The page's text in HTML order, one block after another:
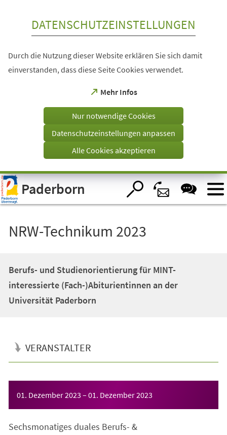
Visuelle
Assistenzsoftware
öffnen.
DATENSCHUTZEINSTELLUNGEN
Durch die Nutzung dieser Website erklären Sie sich damit
einverstanden, dass diese Seite Cookies verwendet.
Mehr Infos
(Öffnet
einem
Tab)
Nur notwendige Cookies
Datenschutzeinstellungen anpassen
Alle Cookies akzeptieren
Paderborn
NRW-Technikum 2023
Berufs- und Studienorientierung für MINT-
interessierte (Fach-)Abiturientinnen an der
Universität Paderborn
VERANSTALTER
01. Dezember 2023 – 01. Dezember 2023
Sechsmonatiges duales Berufs- &